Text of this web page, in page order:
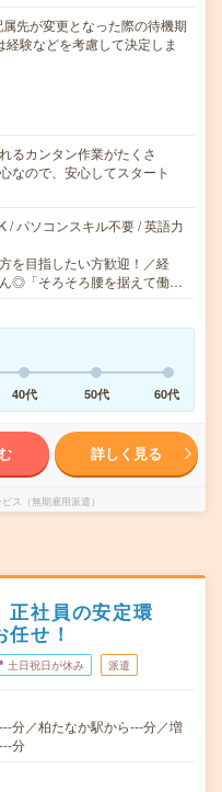
先が変更となった際の待機期
験などを考慮して決定しま
るカンタン作業がたくさ
なので、安心してスタート
/ パソコンスキル不要 / 英語力
を目指したい方歓迎！／経
◎「そろそろ腰を据えて働…
40代 50代 60代
詳しく見る
ス（無期雇用派遣）
正社員の安定環
せ！
土日祝日が休み 派遣
分／柏たなか駅から---分／増
分